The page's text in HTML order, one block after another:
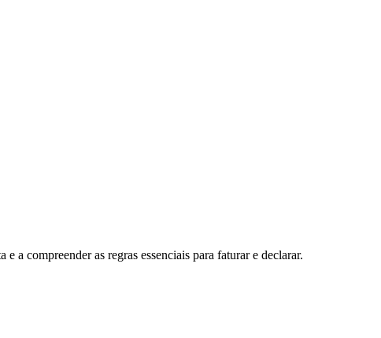
a compreender as regras essenciais para faturar e declarar.